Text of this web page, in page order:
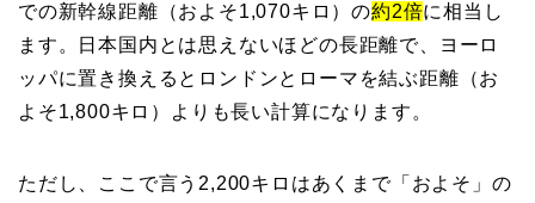
での新幹線距離（およそ1,070キロ）の約2倍に相当し
ます。日本国内とは思えないほどの長距離で、ヨーロ
ッパに置き換えるとロンドンとローマを結ぶ距離（お
よそ1,800キロ）よりも長い計算になります。
ただし、ここで言う2,200キロはあくまで「およそ」の